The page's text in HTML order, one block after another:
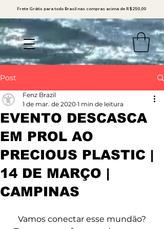
Frete Grátis para todo Brasil nas compras acima de R$250,00
Post
EVENTO DESCASCA
EM PROL AO
PRECIOUS PLASTIC |
14 DE MARÇO |
CAMPINAS
Fenz Brazil
1 de mar. de 2020 1 min de leitura
Vamos conectar esse mundão?